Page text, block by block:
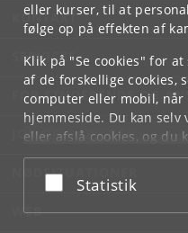
eller kurser, til at
følge op på effekten af
Klik på "Se cookies" for
af de forskellige cookies,
computer eller mobil,
hjemmeside. Du kan
eller afslå cookies, og du
underCookie- og
bunden af hver side.
Acceptér eller afslå
Statistik
KONTAKT
SERVICES
FOR STUDERENDE OG
JOB OG KARRIERE
NØDSITUATIONER
WEB